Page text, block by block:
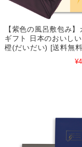
【紫色の風呂敷包み
ギフト 日本のおいし
橙(だいだい) [送料無